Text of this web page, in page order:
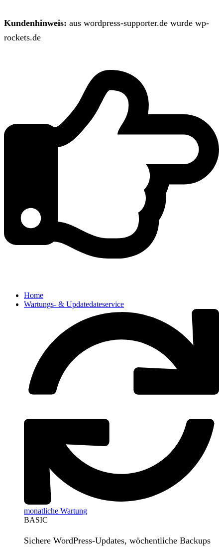
Kundenhinweis: aus wordpress-supporter.de wurde wp-
rockets.de
Home
Wartungs- & Updatedateservice
monatliche Wartung
BASIC
Sichere WordPress‑Updates, wöchentliche Backups